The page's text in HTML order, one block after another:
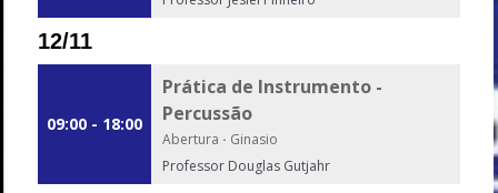
12/11
09:00 - 18:00
Prática de Instrumento -
Percussão
Abertura · Ginasio
Professor Douglas Gutjahr